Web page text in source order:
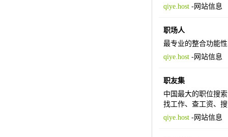
qiye.host-网站信息
职场人
最专业的整合功能
qiye.host-网站信息
职友集
中国最大的职位搜
找工作、查工资、
qiye.host-网站信息